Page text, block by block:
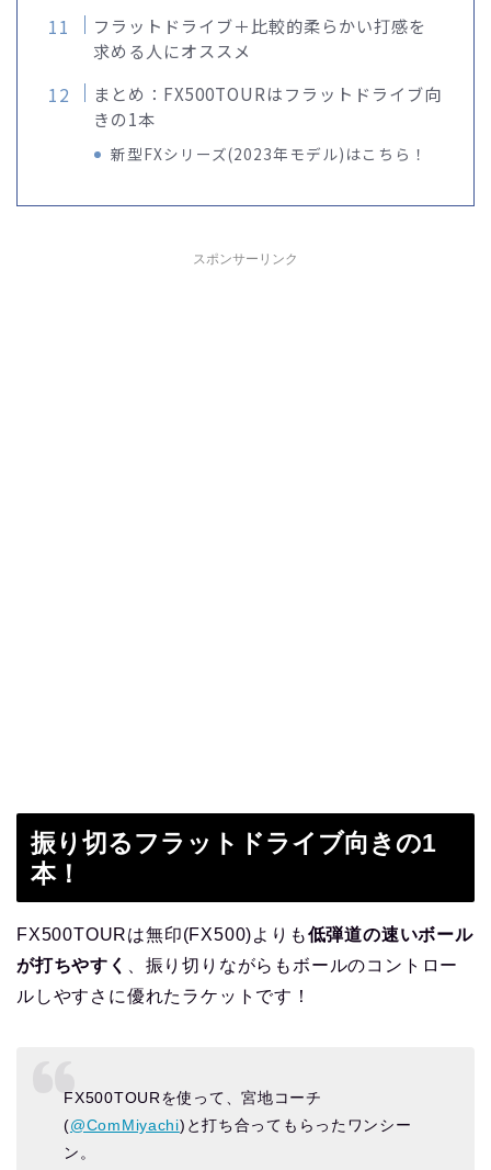
フラットドライブ＋比較的柔らかい打感を
求める人にオススメ
まとめ：FX500TOURはフラットドライブ向
きの1本
新型FXシリーズ(2023年モデル)はこちら！
スポンサーリンク
振り切るフラットドライブ向きの1
本！
FX500TOURは無印(FX500)よりも低弾道の速いボール
が打ちやすく
、振り切りながらもボールのコントロー
ルしやすさに優れたラケットです！
FX500TOURを使って、宮地コーチ
(@ComMiyachi)と打ち合ってもらったワンシー
ン。